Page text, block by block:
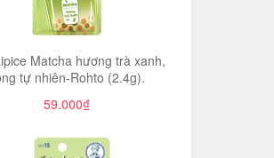
Matcha hương trà xanh,
tự nhiên-Rohto (2.4g).
59.000₫